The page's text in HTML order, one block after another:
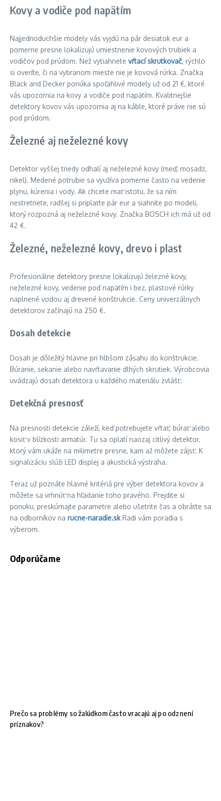
Kovy a vodiče pod napätím
Najjednoduchšie modely vás vyjdú na pár desiatok eur a
pomerne presne lokalizujú umiestnenie kovových trubiek a
vodičov pod prúdom. Než vytiahnete vŕtací skrutkovač, rýchlo
si overíte, či na vybranom mieste nie je kovová rúrka. Značka
Black and Decker ponúka spoľahlivé modely už od 21 €, ktoré
vás upozornia na kovy a vodiče pod napätím. Kvalitnejšie
detektory kovov vás upozornia aj na káble, ktoré práve nie sú
pod prúdom.
Železné aj neželezné kovy
Detektor vyššej triedy odhalí aj neželezné kovy (meď, mosadz,
nikel). Medené potrubie sa využíva pomerne často na vedenie
plynu, kúrenia i vody. Ak chcete mať istotu, že sa ním
nestretnete, radšej si priplaťte pár eur a siahnite po modeli,
ktorý rozpozná aj neželezné kovy. Značka BOSCH ich má už od
42 €.
Železné, neželezné kovy, drevo i plast
Profesionálne detektory presne lokalizujú železné kovy,
neželezné kovy, vedenie pod napätím i bez, plastové rúrky
naplnené vodou aj drevené konštrukcie. Ceny univerzálnych
detektorov začínajú na 250 €.
Dosah detekcie
Dosah je dôležitý hlavne pri hlbšom zásahu do konštrukcie.
Búranie, sekanie alebo navŕtavanie dlhých skrutiek. Výrobcovia
uvádzajú dosah detektora u každého materiálu zvlášť.
Detekčná presnosť
Na presnosti detekcie záleží, keď potrebujete vŕtať, búrať alebo
kosiť v blízkosti armatúr. Tu sa oplatí naozaj citlivý detektor,
ktorý vám ukáže na milimetre presne, kam až môžete zájsť. K
signalizáciu slúži LED displej a akustická výstraha.
Teraz už poznáte hlavné kritériá pre výber detektora kovov a
môžete sa vrhnúť na hľadanie toho pravého. Prejdite si
ponuku, preskúmajte parametre alebo ušetrite čas a obráťte sa
na odborníkov na rucne-naradie.skRadi vám poradia s
výberom.
Odporúčame
Prečo sa problémy so žalúdkom často vracajú aj po odznení
príznakov?